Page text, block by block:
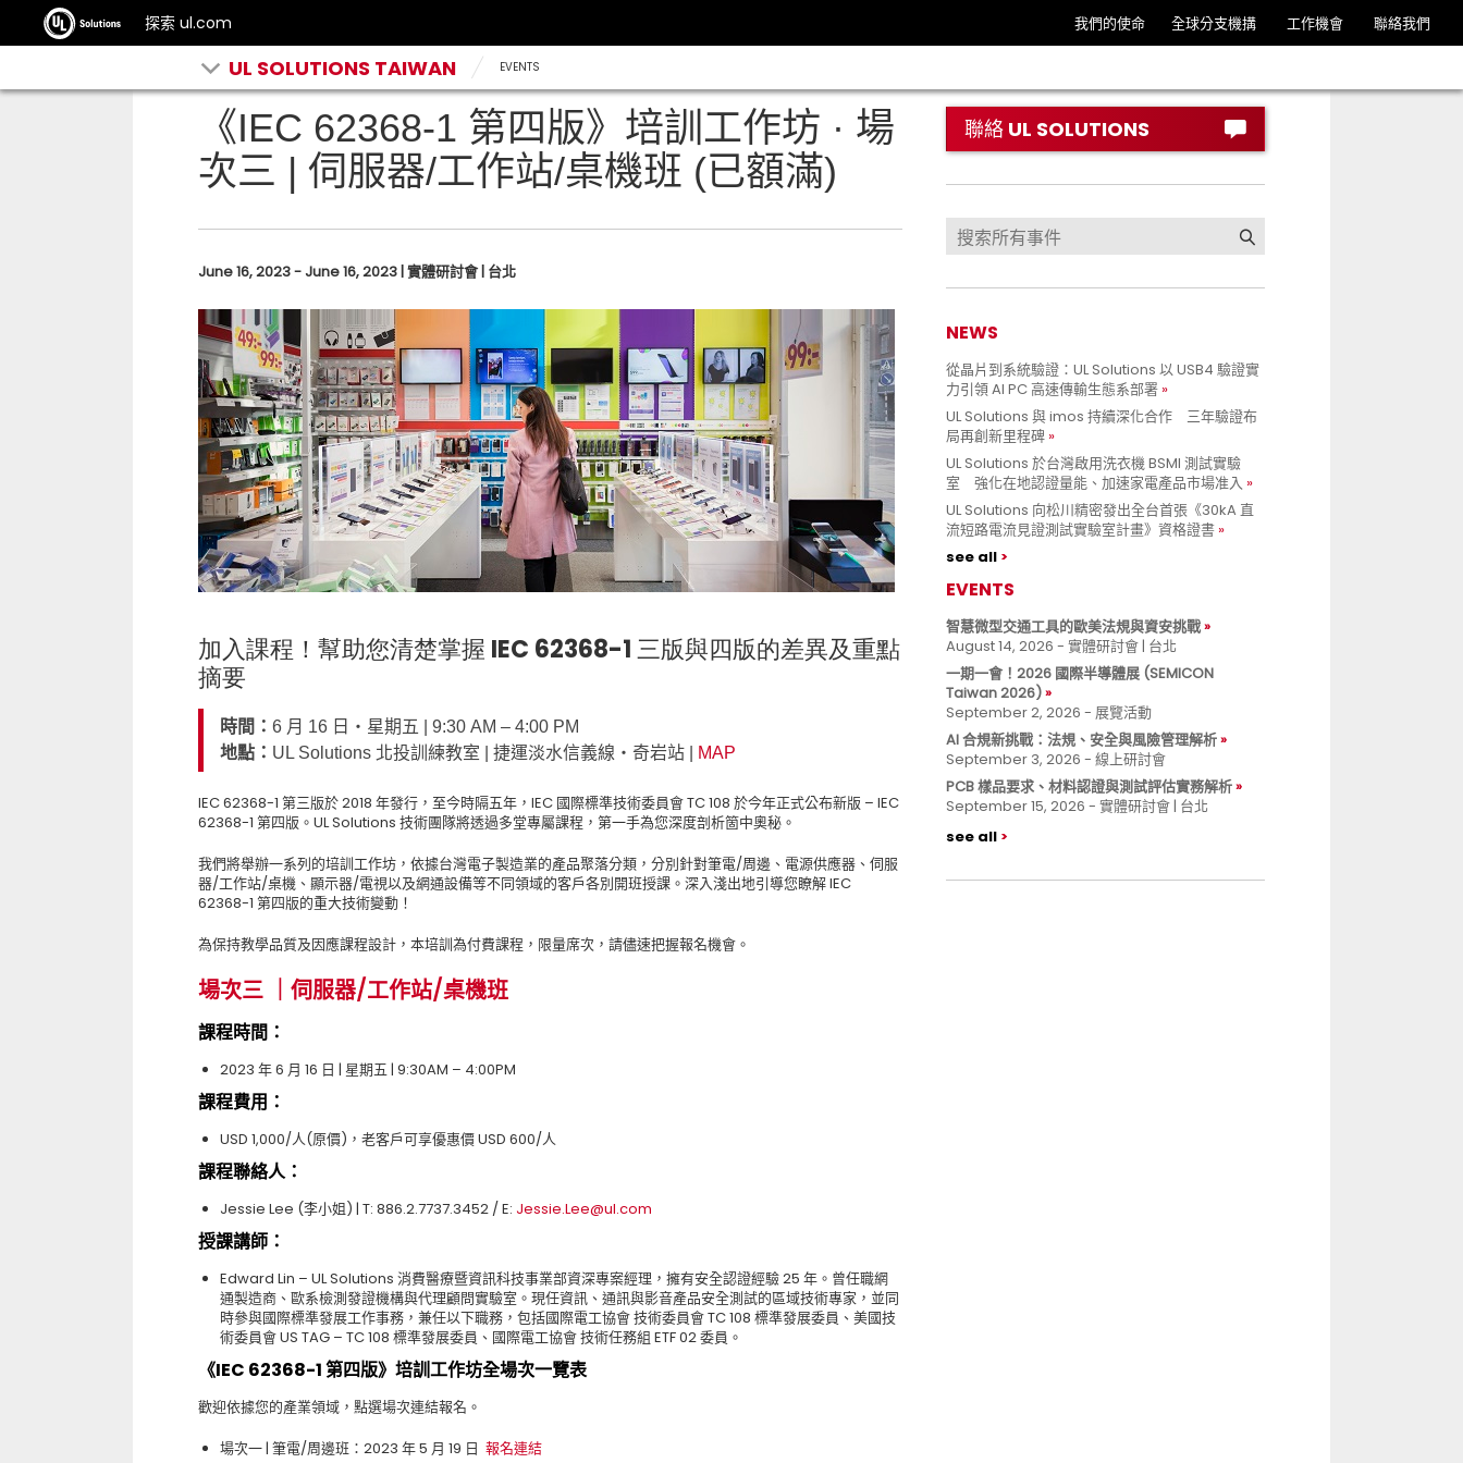
探索 ul.com 我們的使命 全球分支機搆 工作機會 聯絡我們
UL SOLUTIONS TAIWAN EVENTS
《IEC 62368-1 第四版》培訓工作坊 · 場
次三 | 伺服器/工作站/桌機班 (已額滿)
June 16, 2023 - June 16, 2023 | 實體研討會 | 台北
加入課程！幫助您清楚掌握 IEC 62368-1三版與四版的差異及重點
摘要
時間： 6 月 16 日‧星期五 | 9:30 AM – 4:00 PM
地點： UL Solutions 北投訓練教室 | 捷運淡水信義線‧奇岩站 | MAP
IEC 62368-1 第三版於2018 年發行， 至今時隔五年， IEC 國際標準技術委員會TC 108 於今年正式公布新版 – IEC
62368-1 第四版。 UL Solutions 技術團隊將透過多堂專屬課程，第一手為您深度剖析箇中奧秘。
我們將舉辦一系列的培訓工作坊，依據台灣電子製造業的產品聚落分類，分別針對筆電/周邊、電源供應器、伺服
器/工作站/桌機、顯示器/電視以及網通設備等不同領域的客戶各別開班授課。深入淺出地引導您瞭解IEC
62368-1 第四版的重大技術變動！
為保持教學品質及因應課程設計，本培訓為付費課程，限量席次，請儘速把握報名機會。
場次三 伺服器/工作站/桌機班
課程時間：
2023 年6 月 16 日 | 星期五| 9:30AM – 4:00PM
課程費用：
USD 1,000/人(原價) ，老客戶可享優惠價USD 600/人
課程聯絡人：
Jessie Lee (李小姐) | T: 886.2.7737.3452 / E: Jessie.Lee@ul.com
授課講師：
Edward Lin – UL Solutions 消費醫療暨資訊科技事業部資深專案經理 ， 擁有安全認證經驗25 年 。 曾任職網
通製造商、歐系檢測發證機構與代理顧問實驗室。現任資訊、通訊與影音產品安全測試的區域技術專家，並同
時參與國際標準發展工作事務，兼任以下職務，包括國際電工協會技術委員會TC 108 標準發展委員、 美國技
術委員會US TAG – TC 108 標準發展委員、 國際電工協會技術任務組 ETF 02委員。
《IEC 62368-1第四版》 培訓工作坊全場次一覽表
歡迎依據您的產業領域，點選場次連結報名。
場次一 | 筆電/周邊班： 2023 年5 月 19 日 報名連結
聯絡 UL SOLUTIONS
NEWS
從晶片到系統驗證：UL Solutions 以 USB4 驗證實
力引領 AI PC 高速傳輸生態系部署
UL Solutions 與 imos 持續深化合作 三年驗證布
局再創新里程碑
UL Solutions 於台灣啟用洗衣機 BSMI 測試實驗
室 強化在地認證量能、加速家電產品市場准入
UL Solutions 向松川精密發出全台首張《30kA 直
流短路電流見證測試實驗室計畫》資格證書
see all
EVENTS
智慧微型交通工具的歐美法規與資安挑戰
August 14, 2026 - 實體研討會 | 台北
一期一會！2026 國際半導體展 (SEMICON
Taiwan 2026)
September 2, 2026 - 展覽活動
AI 合規新挑戰：法規、安全與風險管理解析
September 3, 2026 - 線上研討會
PCB 樣品要求、材料認證與測試評估實務解析
September 15, 2026 - 實體研討會 | 台北
see all